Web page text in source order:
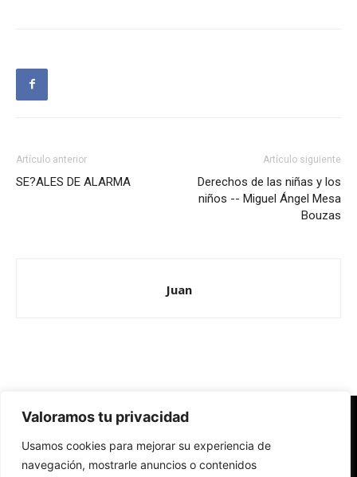
Valoramos tu privacidad
Usamos cookies para mejorar su experiencia de
navegación, mostrarle anuncios o contenidos
Artículo anterior
SE?ALES DE ALARMA
Artículo siguiente
Derechos de las niñas y los
niños -- Miguel Ángel Mesa
Bouzas
Juan
Redes Cristianas
Una mirada alternativa sobre la Iglesia católica y la sociedad
- Colectivos de Redes Cristianas